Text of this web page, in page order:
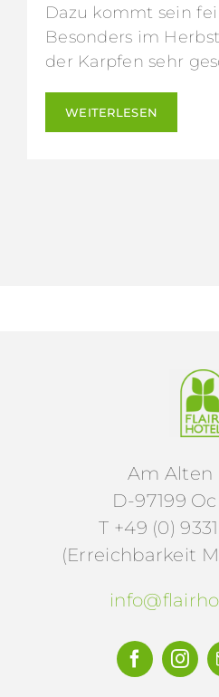
Dazu kommt sein
Besonders im
der Karpfen sehr
WEITERLESEN
Am Alten
D-97199
T +49 (0)
(Erreichbarkeit